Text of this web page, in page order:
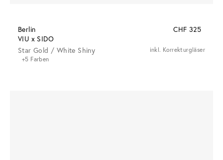
Berlin
VIU x SIDO
CHF 325
Star Gold / White Shiny
+5 Farben
inkl. Korrekturgläser